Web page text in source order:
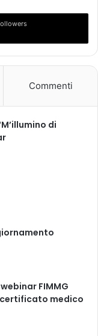
Commenti
di
FIMMG
certificato medico